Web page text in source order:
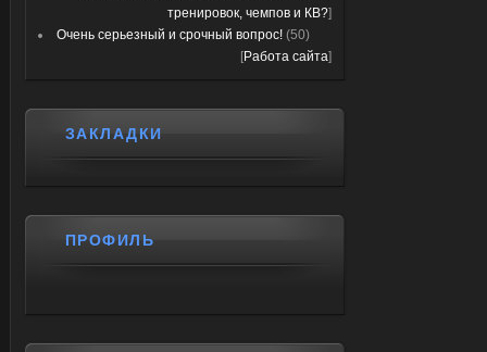
тренировок, чемпов и КВ?]
Очень серьезный и срочный вопрос! (50)
[Работа сайта]
ЗАКЛАДКИ
ПРОФИЛЬ